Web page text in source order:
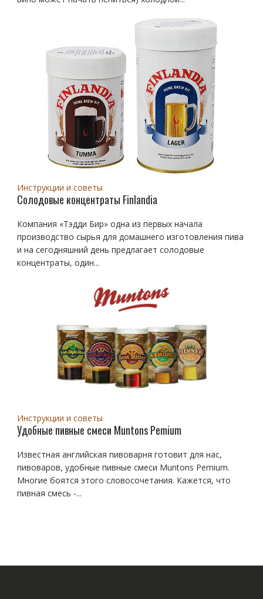
Инструкции и советы
Солодовые концентраты Finlandia
Компания «Тэдди Бир» одна из первых начала
производство сырья для домашнего изготовления пива
и на сегодняшний день предлагает солодовые
концентраты, один...
Инструкции и советы
Удобные пивные смеси Muntons Pemium
Известная английская пивоварня готовит для нас,
пивоваров, удобные пивные смеси Muntons Pemium.
Многие боятся этого словосочетания. Кажется, что
пивная смесь -...